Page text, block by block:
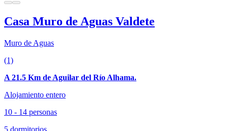
Casa Muro de Aguas Valdete
Muro de Aguas
(1)
A 21.5 Km de Aguilar del Río Alhama.
Alojamiento entero
10 - 14 personas
5 dormitorios